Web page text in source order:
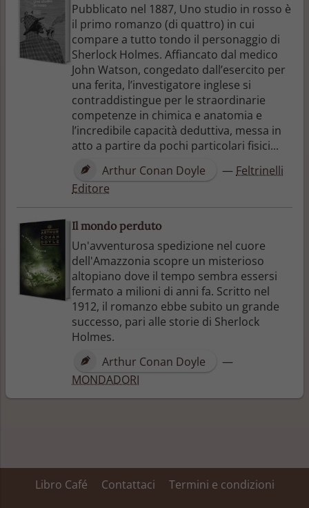
Pubblicato nel 1887, Uno studio in rosso è
il primo romanzo (di quattro) in cui
compare a tutto tondo il personaggio di
Sherlock Holmes. Affiancato dal medico
John Watson, congedato dall’esercito per
una ferita, l’investigatore inglese si
contraddistingue per le straordinarie
competenze in chimica e anatomia e
l’incredibile capacità deduttiva, messa in
atto a partire da pochi particolari fisici...
Arthur Conan Doyle
— Feltrinelli
Editore
Il mondo perduto
Un'avventurosa spedizione nel cuore
dell'Amazzonia scopre un misterioso
altopiano dove il tempo sembra essersi
fermato a milioni di anni fa. Scritto nel
1912, il romanzo ebbe subito un grande
successo, pari alle storie di Sherlock
Holmes.
Arthur Conan Doyle
—
MONDADORI
Libro Café Contattaci Termini e condizioni